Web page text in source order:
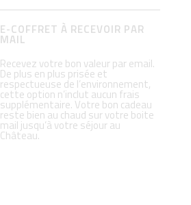
E-COFFRET À RECEVOIR PAR
MAIL
Recevez votre bon valeur par email.
De plus en plus prisée et
respectueuse de l’environnement,
cette option n’inclut aucun frais
supplémentaire. Votre bon cadeau
reste bien au chaud sur votre boite
mail jusqu’à votre séjour au
Château.